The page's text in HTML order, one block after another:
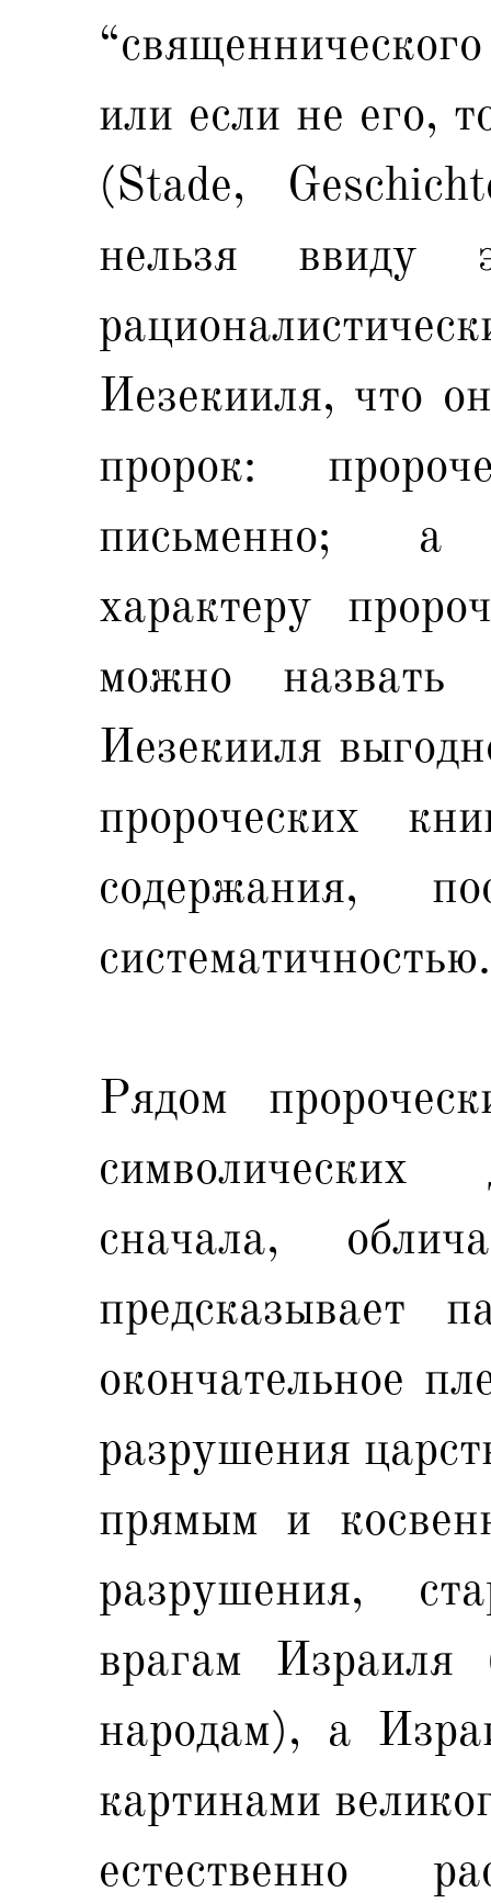
или если не его,
(Stade,
нельзя ввиду
Иезекииля, что
пророк:
письменно; а
характеру
можно назвать
Иезекииля
пророческих
содержания,
систематичностью.
Рядом
символических
сначала,
предсказывает
окончательное
разрушения
прямым и
разрушения,
врагам Израиля
народам), а
картинами
естественно